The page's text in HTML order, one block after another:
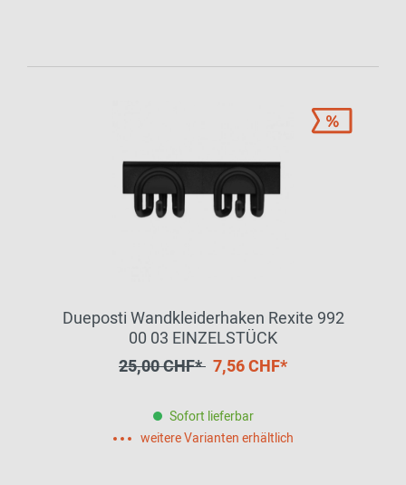
Dueposti Wandkleiderhaken Rexite 992
00 03 EINZELSTÜCK
25,00 CHF* 7,56 CHF*
Sofort lieferbar
weitere Varianten erhältlich